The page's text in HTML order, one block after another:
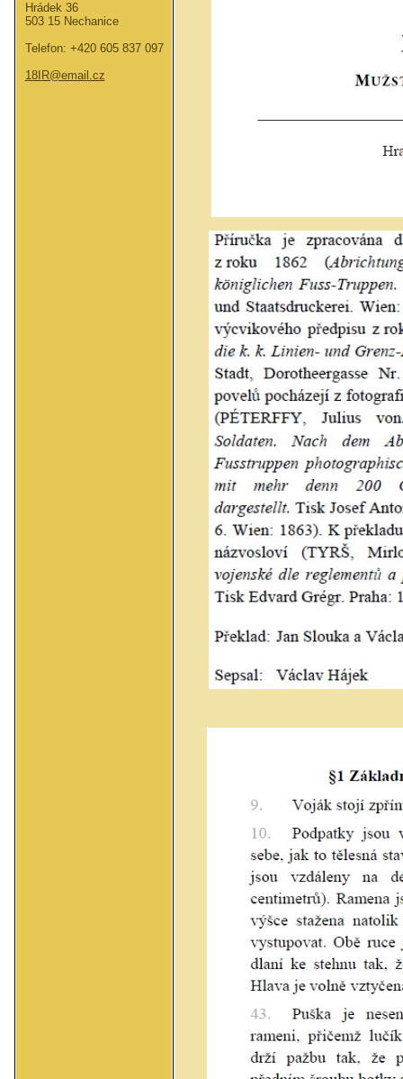
Hrádek 36
503 15 Nechanice
Telefon: +420 605 837 097
18IR@email.cz